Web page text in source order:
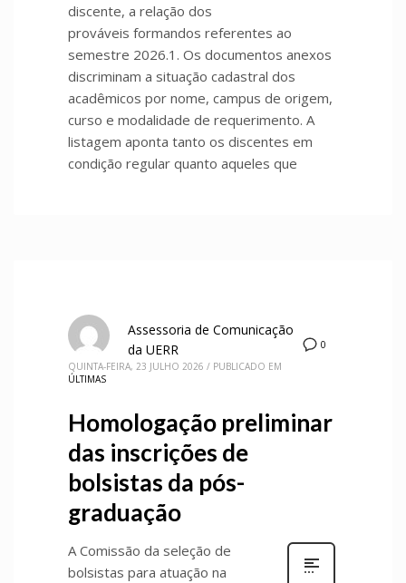
discente, a relação dos
prováveis formandos referentes ao
semestre 2026.1. Os documentos anexos
discriminam a situação cadastral dos
acadêmicos por nome, campus de origem,
curso e modalidade de requerimento. A
listagem aponta tanto os discentes em
condição regular quanto aqueles que
0
Assessoria de Comunicação
da UERR
QUINTA-FEIRA, 23 JULHO 2026 / PUBLICADO EM
ÚLTIMAS
Homologação preliminar
das inscrições de
bolsistas da pós-
graduação
A Comissão da seleção de
bolsistas para atuação na